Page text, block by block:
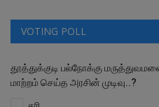
VOTING POLL
தூத்துக்குடி பல்நோக்கு
மாற்றம் செய்த அரசின் முடிவு..?